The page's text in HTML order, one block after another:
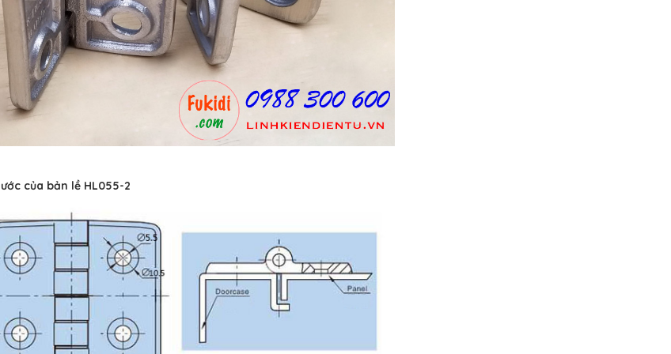
của bản lề HL055-2